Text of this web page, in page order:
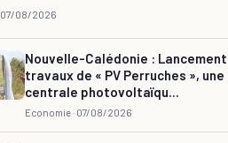
07/08/2026
Nouvelle-Calédonie :
travaux de « PV Perruches », une
centrale photovoltaïqu...
Economie · 07/08/2026